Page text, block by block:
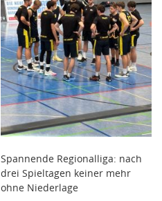
Spannende Regionalliga: nach
drei Spieltagen keiner mehr
ohne Niederlage